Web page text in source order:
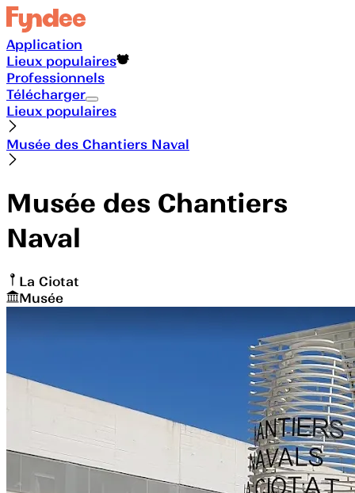
Application
Lieux populaires
Professionnels
Télécharger
Lieux populaires
Musée des Chantiers Naval
Musée des Chantiers
Naval
La Ciotat
Musée